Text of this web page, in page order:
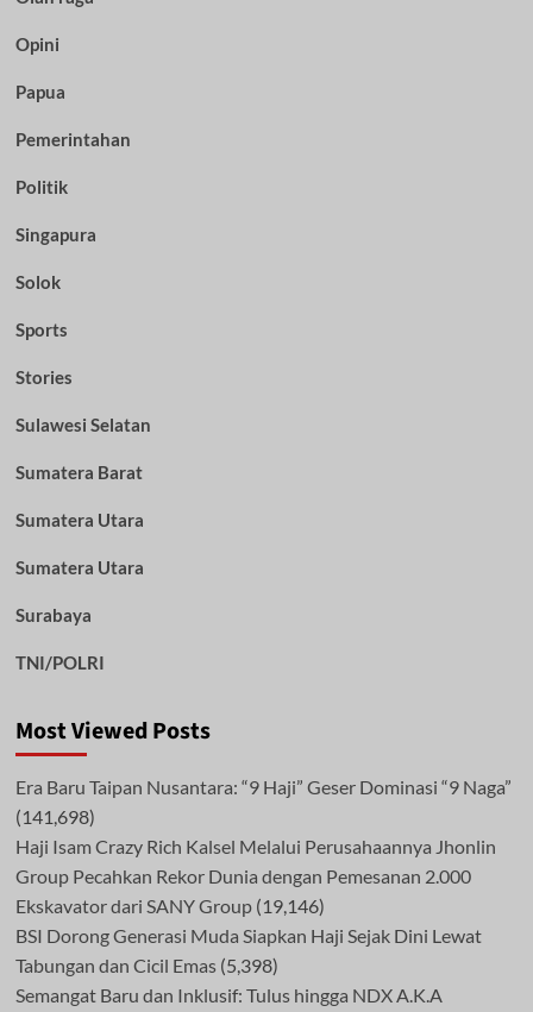
Opini
Papua
Pemerintahan
Politik
Singapura
Solok
Sports
Stories
Sulawesi Selatan
Sumatera Barat
Sumatera Utara
Sumatera Utara
Surabaya
TNI/POLRI
Most Viewed Posts
Era Baru Taipan Nusantara: “9 Haji” Geser Dominasi “9 Naga”
(141,698)
Haji Isam Crazy Rich Kalsel Melalui Perusahaannya Jhonlin
Group Pecahkan Rekor Dunia dengan Pemesanan 2.000
Ekskavator dari SANY Group (19,146)
BSI Dorong Generasi Muda Siapkan Haji Sejak Dini Lewat
Tabungan dan Cicil Emas (5,398)
Semangat Baru dan Inklusif: Tulus hingga NDX A.K.A